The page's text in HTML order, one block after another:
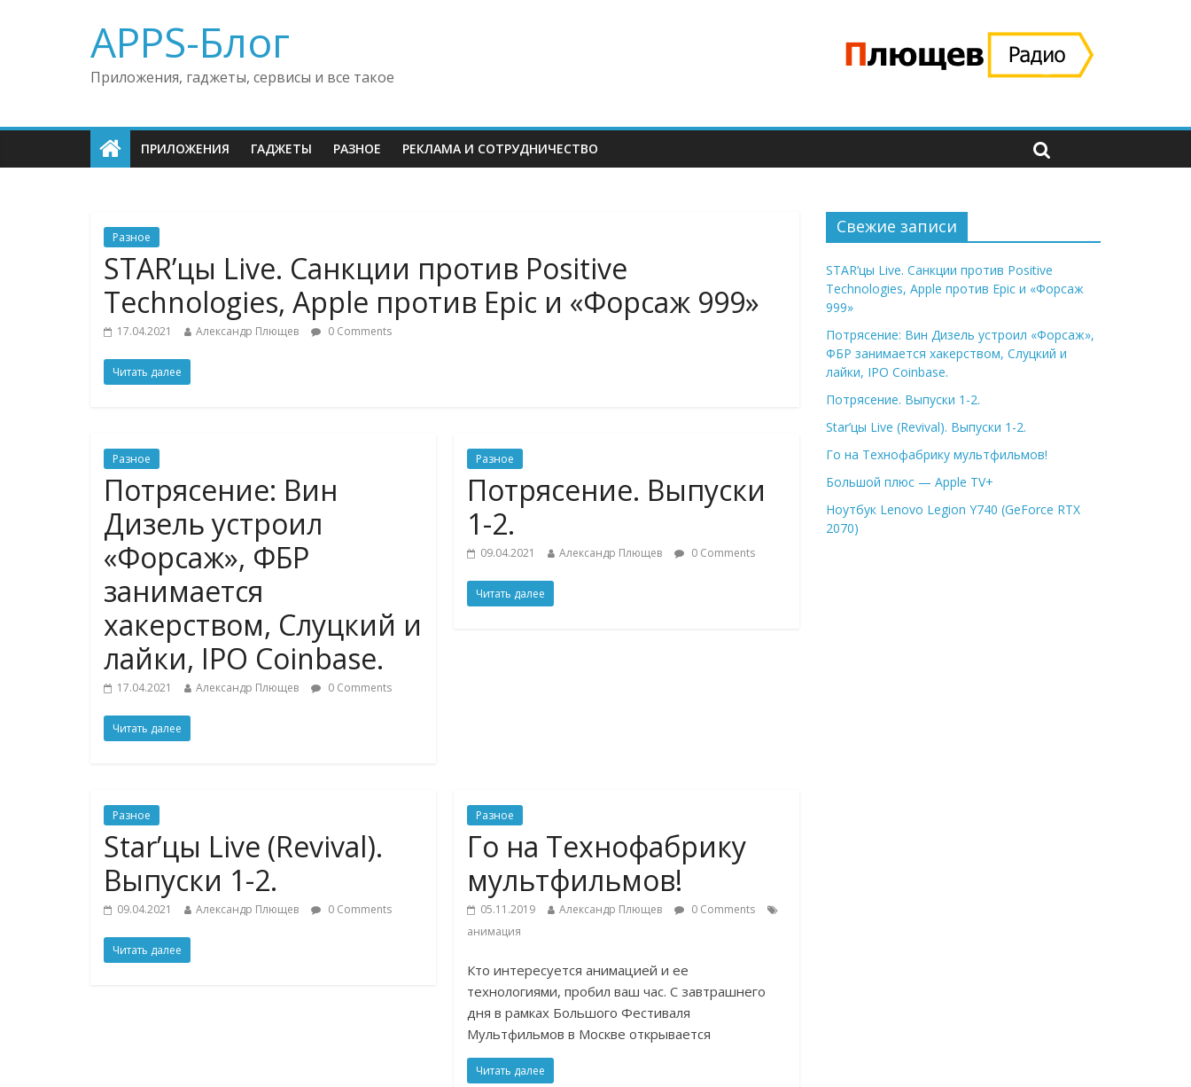
APPS-Блог
Приложения, гаджеты, сервисы и все такое
ПРИЛОЖЕНИЯ ГАДЖЕТЫ РАЗНОЕ РЕКЛАМА И СОТРУДНИЧЕСТВО
Разное
STAR’цы Live. Санкции против Positive
Technologies, Apple против Epic и «Форсаж 999»
17.04.2021 Александр Плющев 0 Comments
Читать далее
Разное
Потрясение: Вин
Дизель устроил
«Форсаж», ФБР
занимается
хакерством, Слуцкий и
лайки, IPO Coinbase.
17.04.2021 Александр Плющев 0 Comments
Читать далее
Разное
Потрясение. Выпуски
1-2.
09.04.2021 Александр Плющев 0 Comments
Читать далее
Разное
Star’цы Live (Revival).
Выпуски 1-2.
09.04.2021 Александр Плющев 0 Comments
Читать далее
Разное
Го на Технофабрику
мультфильмов!
05.11.2019 Александр Плющев
0 Comments
анимация
Кто интересуется анимацией и ее
технологиями, пробил ваш час. С завтрашнего
дня в рамках Большого Фестиваля
Мультфильмов в Москве открывается
Читать далее
Свежие записи
STAR’цы Live. Санкции против Positive
Technologies, Apple против Epic и «Форсаж
999»
Потрясение: Вин Дизель устроил «Форсаж»,
ФБР занимается хакерством, Слуцкий и
лайки, IPO Coinbase.
Потрясение. Выпуски 1-2.
Star’цы Live (Revival). Выпуски 1-2.
Го на Технофабрику мультфильмов!
Большой плюс — Apple TV+
Ноутбук Lenovo Legion Y740 (GeForce RTX
2070)